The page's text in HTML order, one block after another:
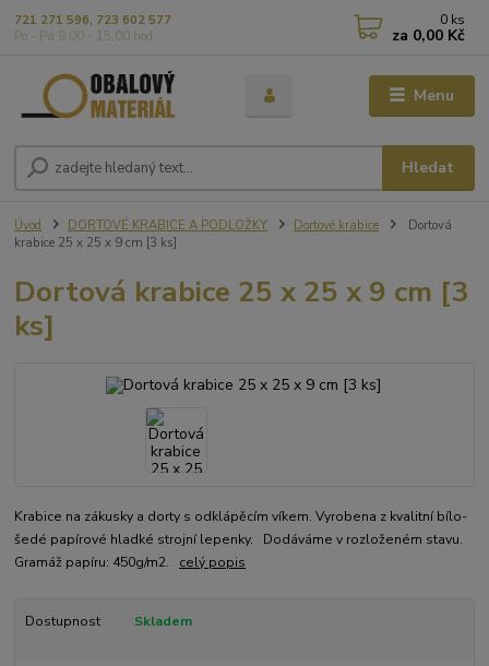
Menu
Hledat
721 271 596, 723 602 577
Po - Pá 9,00 - 15,00 hod
0 ks
za 0,00 Kč
Úvod DORTOVÉ KRABICE A PODLOŽKY Dortové krabice
Dortová
krabice 25 x 25 x 9 cm [3 ks]
Dortová krabice 25 x 25 x 9 cm [3
ks]
Krabice na zákusky a dorty s odklápěcím víkem. Vyrobena z kvalitní bílo-
šedé papírové hladké strojní lepenky. Dodáváme v rozloženém stavu.
Gramáž papíru: 450g/m2. celý popis
Dostupnost Skladem